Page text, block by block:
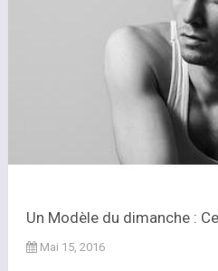
Un Modèle du dimanche :
Mai 15, 2016